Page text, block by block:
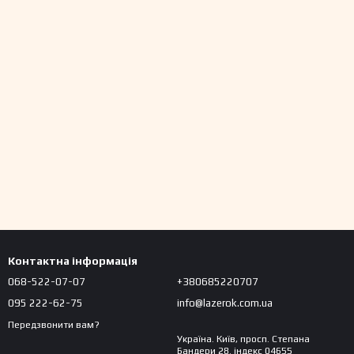
Контактна інформація
068-522-07-07
095 222-62-75
Передзвонити вам?
+380685220707
info@lazerok.com.ua
Україна. Київ, просп. Степана
Бандери 28. індекс 04655